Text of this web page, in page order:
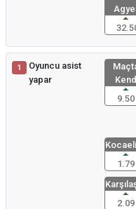
1
Oyuncu asist
yapar
Kend
9.50
1.79
2.09